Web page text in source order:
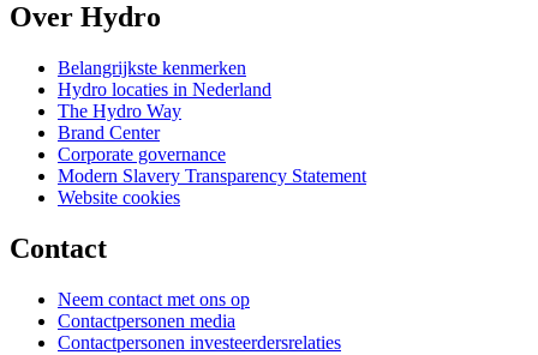
Over Hydro
Belangrijkste kenmerken
Hydro locaties in Nederland
The Hydro Way
Brand Center
Corporate governance
Modern Slavery Transparency Statement
Website cookies
Contact
Neem contact met ons op
Contactpersonen media
Contactpersonen investeerdersrelaties